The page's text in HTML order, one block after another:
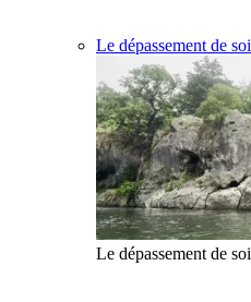
Le dépassement de soi
Le dépassement de soi